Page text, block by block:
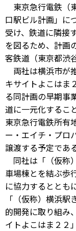
東京急行電鉄（
口駅ビル計画」に
受け、鉄道に隣接
を図るため、計画
客鉄道（東京都渋
両社は横浜市が
キサイトよこはま
る同計画の早期事
道に一元化するこ
東京急行電鉄所有
ー・エイチ・プロ
譲渡する予定であ
同社は「（仮称
車場棟とを結ぶ歩
に協力するととも
「（仮称）横浜
的開発に取り組み
イトよこはま２２